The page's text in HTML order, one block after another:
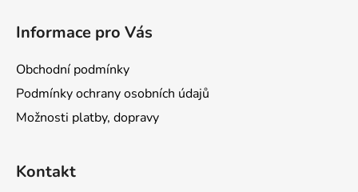
Informace pro Vás
Obchodní podmínky
Podmínky ochrany osobních údajů
Možnosti platby, dopravy
Kontakt